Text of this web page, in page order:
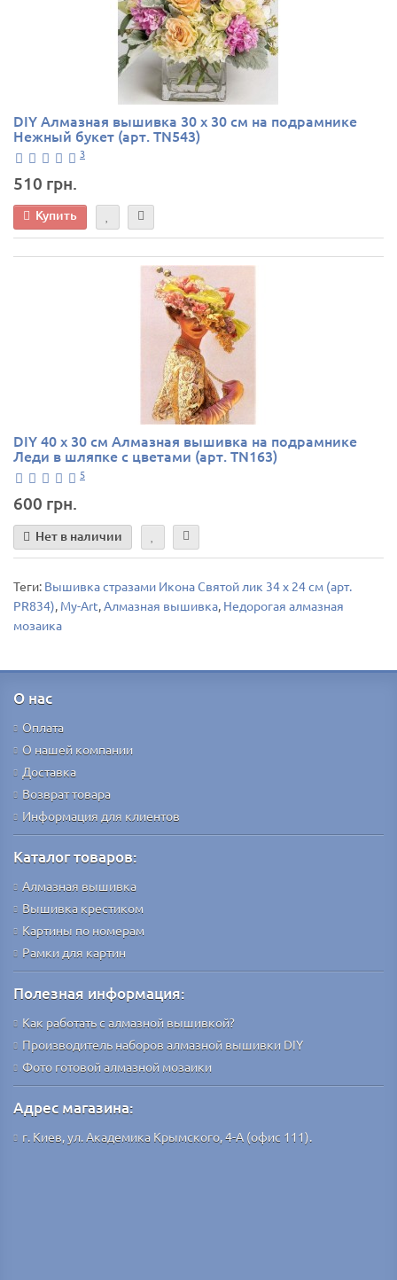
DIY Алмазная вышивка 30 х 30 см на подрамнике
Нежный букет (арт. TN543)
3
510 грн.
Купить
DIY 40 х 30 см Алмазная вышивка на подрамнике
Леди в шляпке с цветами (арт. TN163)
5
600 грн.
Нет в наличии
Теги: Вышивка стразами Икона Святой лик 34 х 24 см (арт.
PR834), My-Art,Алмазная вышивка, Недорогая алмазная
мозаика
О нас
Оплата
О нашей компании
Доставка
Возврат товара
Информация для клиентов
Каталог товаров:
Алмазная вышивка
Вышивка крестиком
Картины по номерам
Рамки для картин
Полезная информация:
Как работать с алмазной вышивкой?
Производитель наборов алмазной вышивки DIY
Фото готовой алмазной мозаики
Адрес магазина:
г. Киев, ул. Академика Крымского, 4-А (офис 111).